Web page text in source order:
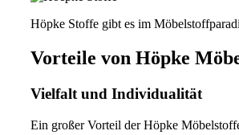
Höpke Stoffe gibt es im
Vorteile von Höpke
Vielfalt und Individualität
Ein großer Vorteil der Höpke